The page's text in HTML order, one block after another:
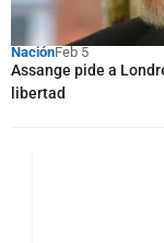
NaciónFeb 5
Assange pide a
libertad